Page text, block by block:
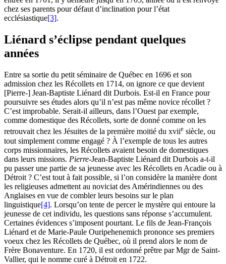
chez ses parents pour défaut d’inclination pour l’état
ecclésiastique[3].
Liénard s’éclipse pendant quelques
années
Entre sa sortie du petit séminaire de Québec en 1696 et son
admission chez les Récollets en 1714, on ignore ce que devient
[Pierre-] Jean-Baptiste Liénard dit Durbois. Est-il en France pour
poursuivre ses études alors qu’il n’est pas même novice récollet ?
C’est improbable. Serait-il ailleurs, dans l’Ouest par exemple,
comme domestique des Récollets, sorte de donné comme on les
retrouvait chez les Jésuites de la première moitié du xviie siècle, ou
tout simplement comme engagé ? À l’exemple de tous les autres
corps missionnaires, les Récollets avaient besoin de domestiques
dans leurs missions. Pierre-Jean-Baptiste Liénard dit Durbois a-t-il
pu passer une partie de sa jeunesse avec les Récollets en Acadie ou à
Détroit ? C’est tout à fait possible, si l’on considère la manière dont
les religieuses admettent au noviciat des Amérindiennes ou des
Anglaises en vue de combler leurs besoins sur le plan
linguistique[4]. Lorsqu’on tente de percer le mystère qui entoure la
jeunesse de cet individu, les questions sans réponse s’accumulent.
Certaines évidences s’imposent pourtant. Le fils de Jean-François
Liénard et de Marie-Paule Ouripehenemich prononce ses premiers
voeux chez les Récollets de Québec, où il prend alors le nom de
Frère Bonaventure. En 1720, il est ordonné prêtre par Mgr de Saint-
Vallier, qui le nomme curé à Détroit en 1722.